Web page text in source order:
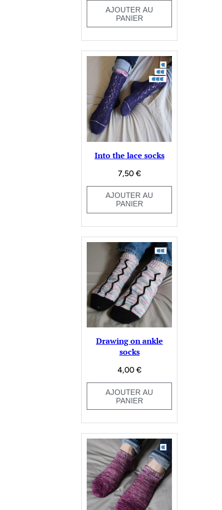
AJOUTER AU
PANIER
Into the lace socks
7,50 €
AJOUTER AU
PANIER
Drawing on ankle
socks
4,00 €
AJOUTER AU
PANIER